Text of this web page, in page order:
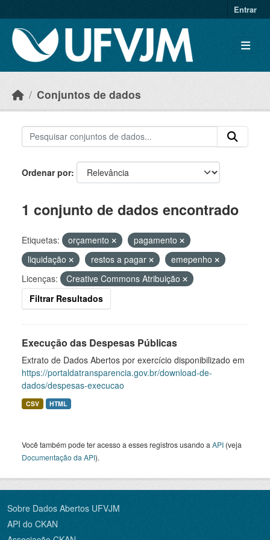
Entrar
Conjuntos de dados
Ordenar por
1 conjunto de dados encontrado
Etiquetas: orçamento
pagamento
liquidação
restos a pagar
emepenho
Licenças:
Creative Commons Atribuição
Filtrar Resultados
Execução das Despesas Públicas
Extrato de Dados Abertos por exercício disponibilizado em
https://portaldatransparencia.gov.br/download-de-
dados/despesas-execucao
CSV HTML
Você também pode ter acesso a esses registros usando a API (veja
Documentação da API).
Sobre Dados Abertos UFVJM
API do CKAN